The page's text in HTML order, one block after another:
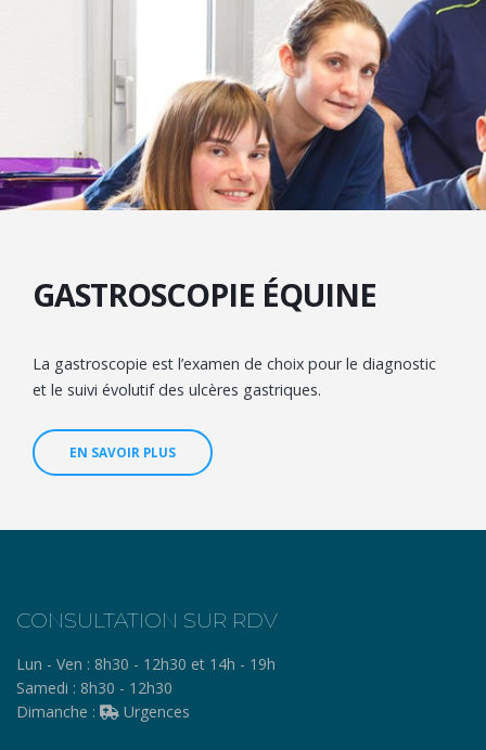
GASTROSCOPIE ÉQUINE
La gastroscopie est l’examen de choix pour le diagnostic
et le suivi évolutif des ulcères gastriques.
EN SAVOIR PLUS
CONSULTATION SUR RDV
Lun - Ven : 8h30 - 12h30 et 14h - 19h
Samedi : 8h30 - 12h30
Dimanche :
Urgences